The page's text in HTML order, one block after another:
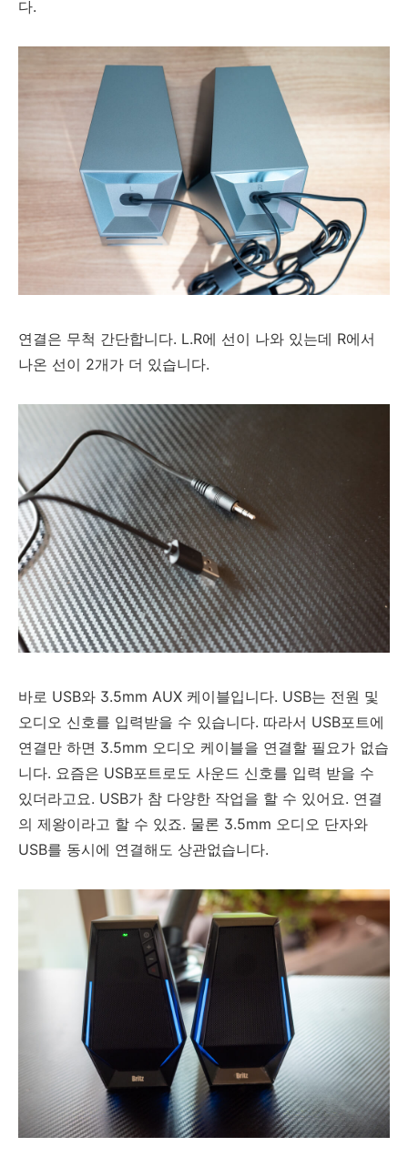
다.
연결은 무척 간단합니다. L.R에 선이 나와 있는데 R에서
나온 선이 2개가 더 있습니다.
바로 USB와 3.5mm AUX 케이블입니다. USB는 전원 및
오디오 신호를 입력받을 수 있습니다. 따라서 USB포트에
연결만 하면 3.5mm 오디오 케이블을 연결할 필요가 없습
니다. 요즘은 USB포트로도 사운드 신호를 입력 받을 수
있더라고요. USB가 참 다양한 작업을 할 수 있어요. 연결
의 제왕이라고 할 수 있죠. 물론 3.5mm 오디오 단자와
USB를 동시에 연결해도 상관없습니다.